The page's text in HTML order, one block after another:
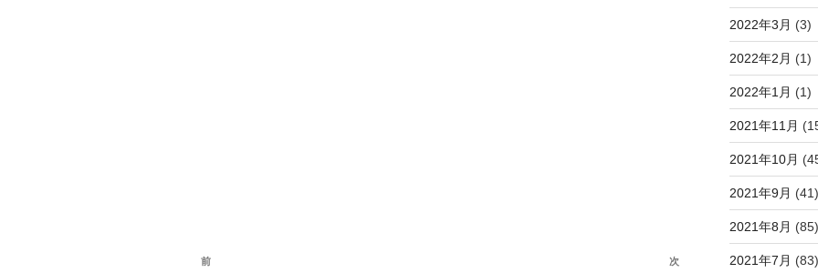
投
前
前
次
次
2022年3月 (3)
2022年2月 (1)
2022年1月 (1)
2021年11月
2021年10月
2021年9月 (41)
2021年8月 (85)
2021年7月 (83)